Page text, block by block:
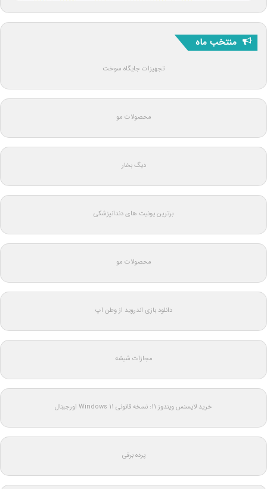
منتخب ماه
تجهیزات جایگاه سوخت
محصولات مو
دیگ بخار
برترین یونیت های دندانپزشکی
محصولات مو
دانلود بازی اندروید از وطن اپ
مجازات شیشه
خرید لایسنس ویندوز 11: نسخه قانونی Windows 11 اورجینال
پرده برقی